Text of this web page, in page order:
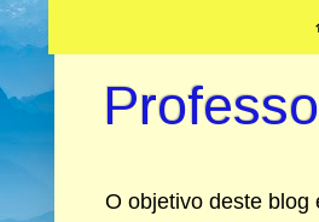
O objetivo deste blog